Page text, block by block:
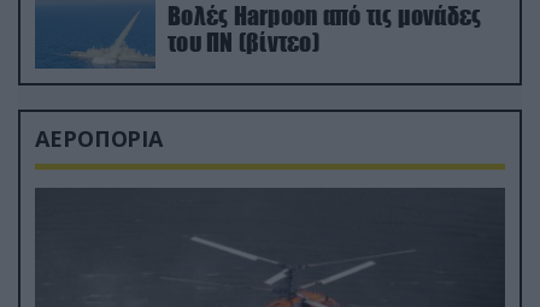
Βολές Harpoon από τις μονάδες
του ΠΝ (βίντεο)
ΑΕΡΟΠΟΡΙΑ